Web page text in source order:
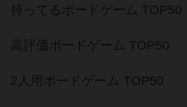
持ってるボードゲーム TOP50
高評価ボードゲーム TOP50
2人用ボードゲーム TOP50